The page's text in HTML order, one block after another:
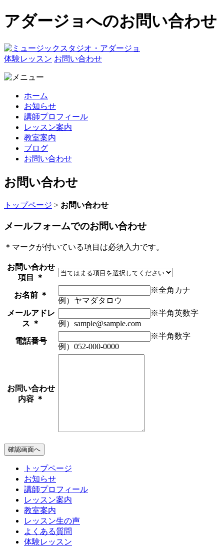
アダージョへのお問い合わせ
体験レッスン お問い合わせ
ホーム
お知らせ
講師プロフィール
レッスン案内
教室案内
ブログ
お問い合わせ
お問い合わせ
トップページ > お問い合わせ
メールフォームでのお問い合わせ
＊ マークが付いている項目は必須入力です。
お問い合わせ
項目
＊
お名前＊
※全角カナ
例）ヤマダタロウ
メールアドレ
ス ＊
※半角英数字
例）sample@sample.com
電話番号
※半角数字
例）052-000-0000
お問い合わせ
内容＊
トップページ
お知らせ
講師プロフィール
レッスン案内
教室案内
レッスン生の声
よくある質問
体験レッスン